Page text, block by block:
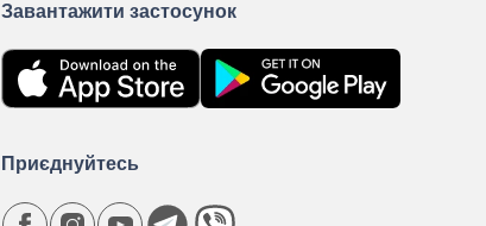
Завантажити застосунок
Приєднуйтесь